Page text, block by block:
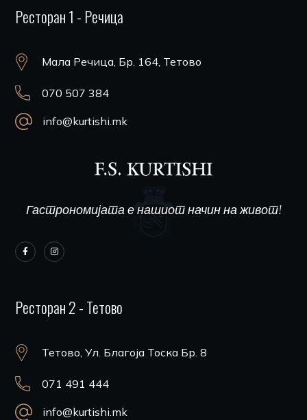
Ресторан 1 - Речица
Мала Речица, Бр. 164, Тетово
070 507 384
info@kurtishi.mk
Гастрономијата е нашиот начин на живот!
Ресторан 2 - Тетово
Тетово, Ул. Благоја Тоска Бр. 8
071 491 444
info@kurtishi.mk